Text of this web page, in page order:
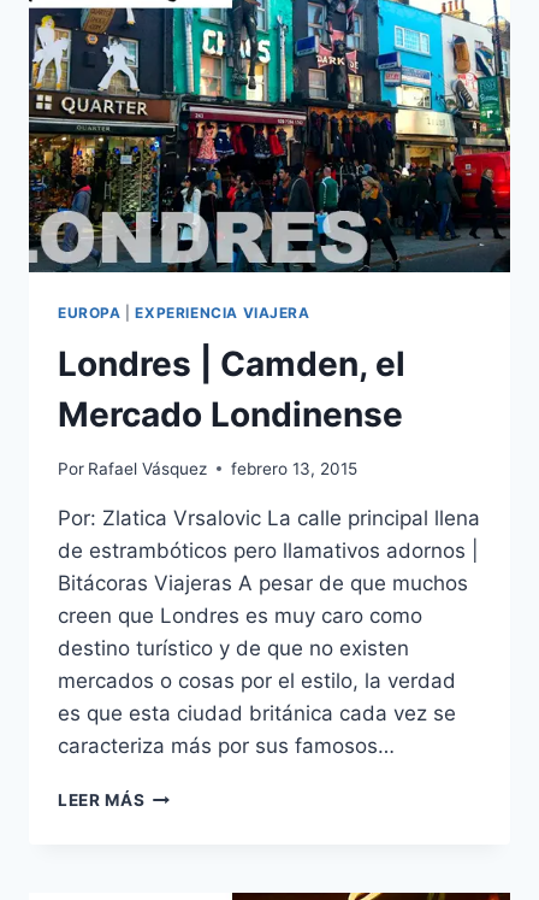
VOLAR
PARACAÍDAS
EUROPA |EXPERIENCIA VIAJERA
Londres | Camden, el
Mercado Londinense
Por Rafael Vásquez febrero 13, 2015
Por: Zlatica Vrsalovic La calle principal llena
de estrambóticos pero llamativos adornos |
Bitácoras Viajeras A pesar de que muchos
creen que Londres es muy caro como
destino turístico y de que no existen
mercados o cosas por el estilo, la verdad
es que esta ciudad británica cada vez se
caracteriza más por sus famosos…
LEER MÁS LONDRES
MERCADO